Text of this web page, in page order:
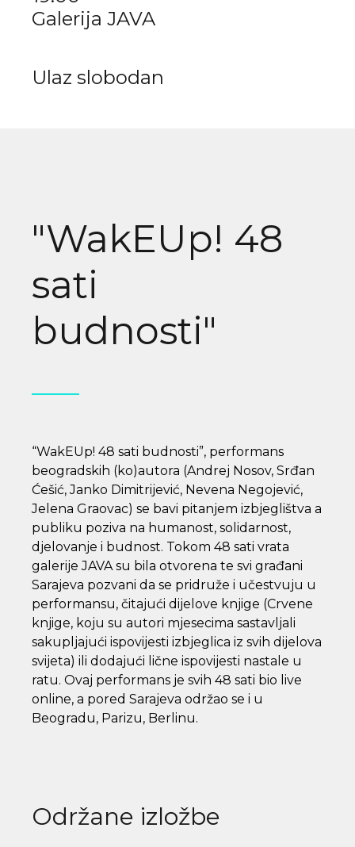
Galerija JAVA
Ulaz slobodan
"WakEUp! 48
sati
budnosti"
“WakEUp! 48 sati budnosti”, performans
beogradskih (ko)autora (Andrej Nosov, Srđan
Ćešić, Janko Dimitrijević, Nevena Negojević,
Jelena Graovac) se bavi pitanjem izbjeglištva a
publiku poziva na humanost, solidarnost,
djelovanje i budnost. Tokom 48 sati vrata
galerije JAVA su bila otvorena te svi građani
Sarajeva pozvani da se pridruže i učestvuju u
performansu, čitajući dijelove knjige (Crvene
knjige, koju su autori mjesecima sastavljali
sakupljajući ispovijesti izbjeglica iz svih dijelova
svijeta) ili dodajući lične ispovijesti nastale u
ratu. Ovaj performans je svih 48 sati bio live
online, a pored Sarajeva održao se i u
Beogradu, Parizu, Berlinu.
Održane izložbe